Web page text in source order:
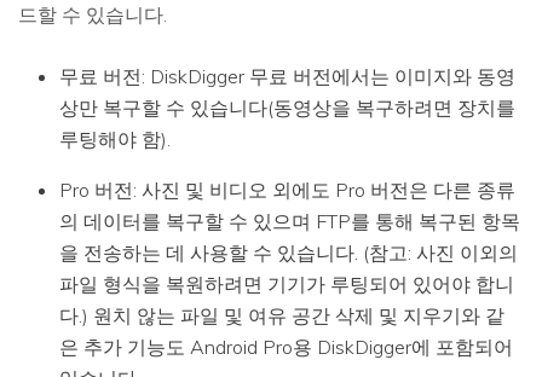
드할 수 있습니다.
무료 버전: DiskDigger 무료 버전에서는 이미지와 동영
상만 복구할 수 있습니다(동영상을 복구하려면 장치를
루팅해야 함).
Pro 버전: 사진 및 비디오 외에도 Pro 버전은 다른 종류
의 데이터를 복구할 수 있으며 FTP를 통해 복구된 항목
을 전송하는 데 사용할 수 있습니다. (참고: 사진 이외의
파일 형식을 복원하려면 기기가 루팅되어 있어야 합니
다.) 원치 않는 파일 및 여유 공간 삭제 및 지우기와 같
은 추가 기능도 Android Pro용 DiskDigger에 포함되어